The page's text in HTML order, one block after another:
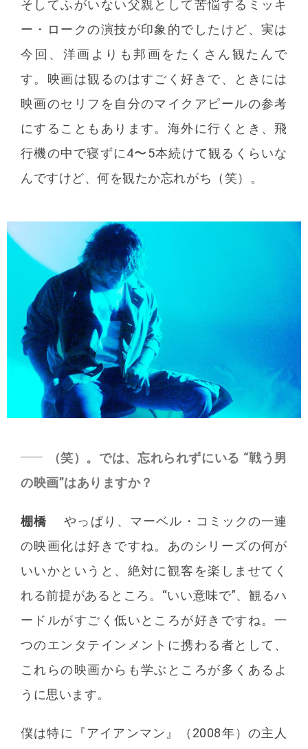
そしてふがいない父親として苦悩するミッキ
ー・ロークの演技が印象的でしたけど、実は
今回、洋画よりも邦画をたくさん観たんで
す。映画は観るのはすごく好きで、ときには
映画のセリフを自分のマイクアピールの参考
にすることもあります。海外に行くとき、飛
行機の中で寝ずに4〜5本続けて観るくらいな
んですけど、何を観たか忘れがち（笑）。
（笑）。では、忘れられずにいる “戦う男
の映画”はありますか？
棚橋
やっぱり、マーベル・コミックの一連
の映画化は好きですね。あのシリーズの何が
いいかというと、絶対に観客を楽しませてく
れる前提があるところ。“いい意味で”、観るハ
ードルがすごく低いところが好きですね。一
つのエンタテインメントに携わる者として、
これらの映画からも学ぶところが多くあるよ
うに思います。
僕は特に『アイアンマン』（2008年）の主人